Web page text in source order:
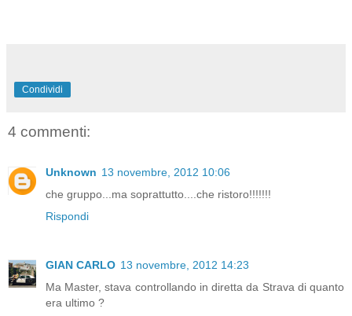
Condividi
4 commenti:
Unknown 13 novembre, 2012 10:06
che gruppo...ma soprattutto....che ristoro!!!!!!!
Rispondi
GIAN CARLO 13 novembre, 2012 14:23
Ma Master, stava controllando in diretta da Strava di quanto
era ultimo ?